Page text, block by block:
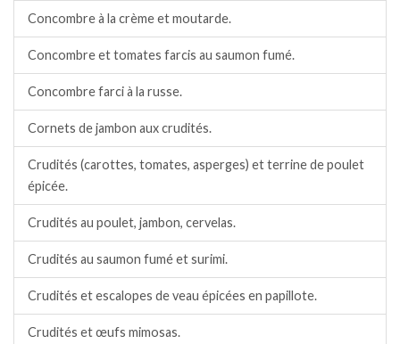
Concombre à la crème et moutarde.
Concombre et tomates farcis au saumon fumé.
Concombre farci à la russe.
Cornets de jambon aux crudités.
Crudités (carottes, tomates, asperges) et terrine de poulet
épicée.
Crudités au poulet, jambon, cervelas.
Crudités au saumon fumé et surimi.
Crudités et escalopes de veau épicées en papillote.
Crudités et œufs mimosas.